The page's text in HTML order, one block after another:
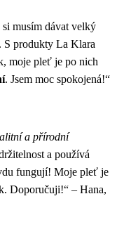
si musím dávat velký
S produkty La Klara
moje pleť je po nich
. Jsem moc spokojená!“
a přírodní
a používá
fungují! Moje pleť je
Doporučuji!“ – Hana,